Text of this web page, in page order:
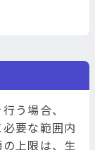
う場合、
要な範囲内
上限は、生